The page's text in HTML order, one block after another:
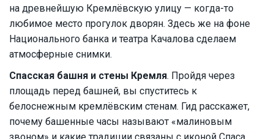
на древнейшую Кремлёвскую улицу — когда-то
любимое место прогулок дворян. Здесь же на фоне
Национального банка и театра Качалова сделаем
атмосферные снимки.
Спасская башня и стены Кремля. Пройдя через
площадь перед башней, вы спуститесь к
белоснежным кремлёвским стенам. Гид расскажет,
почему башенные часы называют «малиновым